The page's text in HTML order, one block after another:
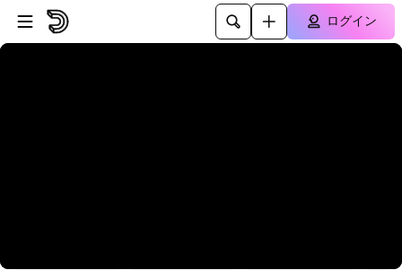
プレイヤーにスキップ
メインコンテンツにスキップ
ログイン